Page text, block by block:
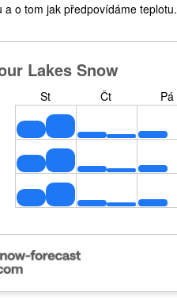
o tom jak předpovídáme teplotu.